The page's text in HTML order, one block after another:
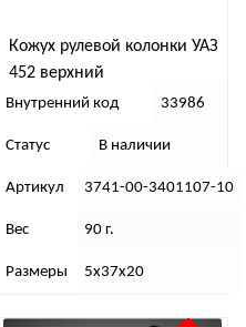
Кожух рулевой колонки УАЗ
452 верхний
Внутренний код 33986
Статус В наличии
Артикул 3741-00-3401107-10
Вес 90 г.
Размеры 5х37х20